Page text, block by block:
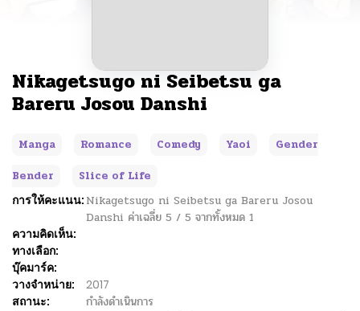
Nikagetsugo ni Seibetsu ga
Bareru Josou Danshi
Manga Romance Comedy Yaoi
Gender
Bender
Slice of Life
การให้คะแนน: Nikagetsugo ni Seibetsu ga Bareru Josou
Danshi ค่าเฉลี่ย 5 / 5 จากทั้งหมด 1
ความคิดเห็น:
ทางเลือก:
บุ๊คมาร์ค:
วางจำหน่าย:
2017
สถานะ:
กำลังดำเนินการ